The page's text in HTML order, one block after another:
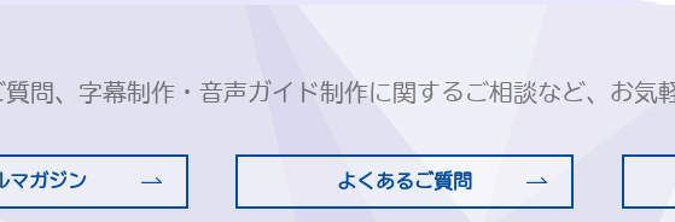
問、字幕制作・音声ガイド制作に関するご相談など、お気
マガジン よくあるご質問